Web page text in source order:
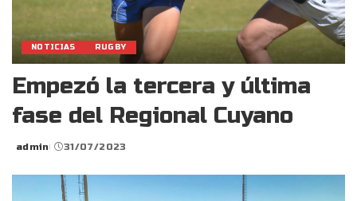
NOTICIAS RUGBY
Empezó la tercera y última
fase del Regional Cuyano
Posted
admin 31/07/2023